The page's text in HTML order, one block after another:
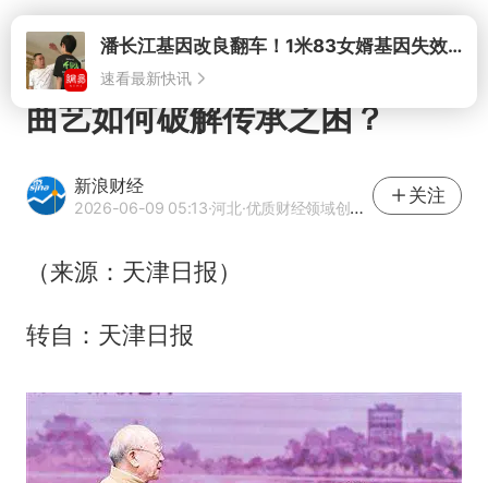
打开 潘长江基因改良翻车！1米83女婿基因失效，12岁外孙身高只到姥爷下巴
速看最新快讯
曲艺如何破解传承之困？
新浪财经
2026-06-09 05:13·河北·优质财经领域创作者
关注
（来源：天津日报）
转自：天津日报